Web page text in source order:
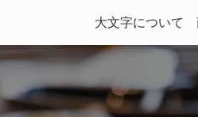
大文字について